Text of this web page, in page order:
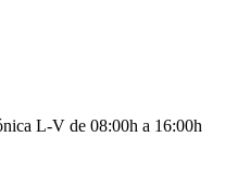
L-V de 08:00h a 16:00h